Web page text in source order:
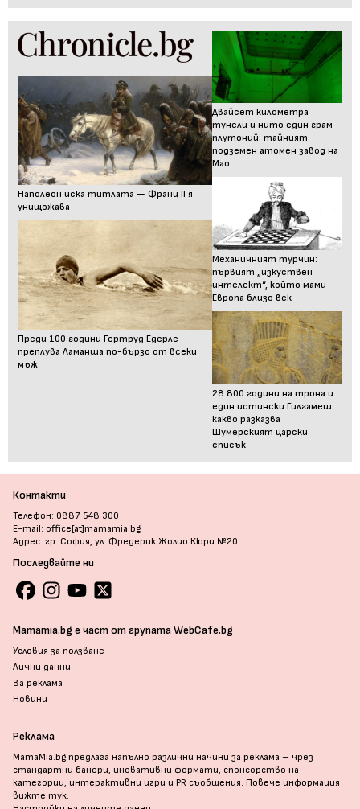
Наполеон иска титлата — Франц II я
унищожава
Преди 100 години Гертруд Едерле
преплува Ламанша по-бързо от всеки
мъж
Двайсет километра
тунели и нито един грам
плутоний: тайният
подземен атомен завод на
Мао
Механичният турчин:
първият „изкуствен
интелект“, който мами
Европа близо век
28 800 години на трона и
един истински Гилгамеш:
какво разказва
Шумерският царски
списък
Контакти
Телефон: 0887 548 300
E-mail: office[at]mamamia.bg
Адрес: гр. София, ул. Фредерик Жолио Кюри №20
Последвайте ни
Mamamia.bg е част от групата WebCafe.bg
Условия за ползване
Лични данни
За реклама
Новини
Реклама
MamaMia.bg предлага напълно различни начини за реклама – чрез
стандартни банери, иновативни формати, спонсорство на
категории, интерактивни игри и PR съобщения. Повече информация
вижте тук.